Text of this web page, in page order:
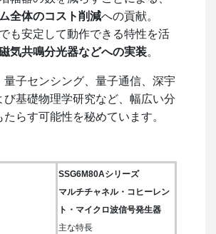
全体のコスト削減への貢献。
も安定して動作できる特性を活
気共鳴分光器などへの実装。
量子センシング、量子通信、深宇
び基礎物理学研究など、幅広い分
らす可能性を秘めています。
SSG6M80Aシリーズ
マルチチャネル・コヒーレン
ト・マイクロ波信号発生器
主な特長